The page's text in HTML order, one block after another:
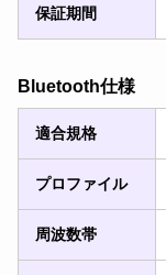
保証期間
Bluetooth仕様
適合規格
プロファイル
周波数帯